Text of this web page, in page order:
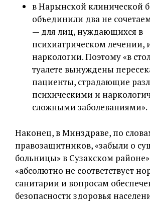
в Нарынской клинической
объединили два не
— для лиц, нуждающихся в
психиатрическом лечении,
наркологии. Поэтому «в
туалете вынуждены
пациенты, страдающие
психическими и
сложными заболеваниями».
Наконец, в Минздраве, по
правозащитников, «забыли о
больницы» в Сузакском
«абсолютно не соответствует
санитарии и вопросам
безопасности здоровья